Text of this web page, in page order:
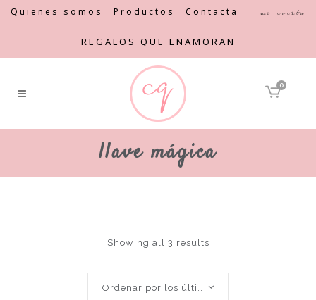
Quienes somos Productos Contacta Mi cuenta
REGALOS QUE ENAMORAN
0
llave mágica
Showing all 3 results
Ordenar por los últimos